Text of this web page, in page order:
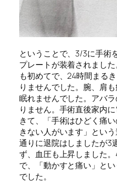
ということで、 3/3に手術
プレートが装着されました
も初めてで、24時間まる
りませんでした。腕、肩も
眠れませんでした。アバ
りません。手術直後家内
きて、「手術はひどく痛
きない人がいます」とい
通りに退院はしましたが3
ず、血圧も上昇しました。
で、「動かすと痛い」と
でした。